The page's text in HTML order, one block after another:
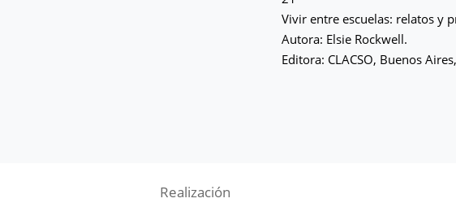
Vivir entre escuelas: relatos y
Autora: Elsie Rockwell.
Editora: CLACSO, Buenos
Realización